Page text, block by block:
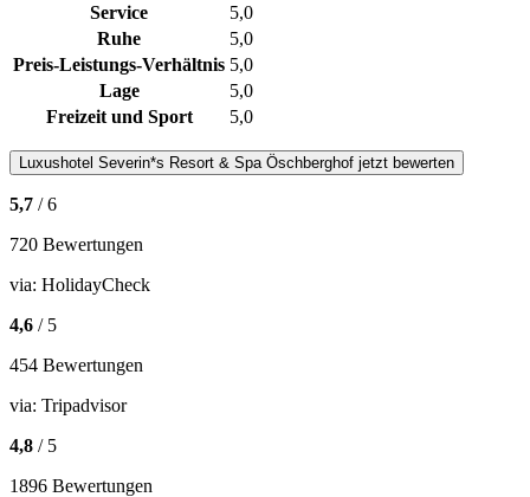
Service
5,0
Ruhe
5,0
Preis-Leistungs-Verhältnis 5,0
Lage
5,0
Freizeit und Sport
5,0
Luxushotel Severin*s Resort & Spa Öschberghof jetzt bewerten
5,7 / 6
720 Bewertungen
via: HolidayCheck
4,6 / 5
454 Bewertungen
via: Tripadvisor
4,8 / 5
1896 Bewertungen